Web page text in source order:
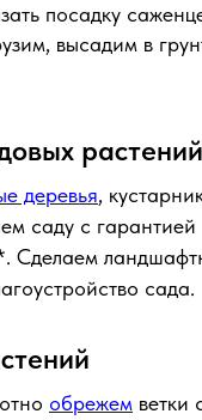
посадку
высадим в
растений
деревья,
саду с гарантией
Сделаем
сада.
обрежем ветки